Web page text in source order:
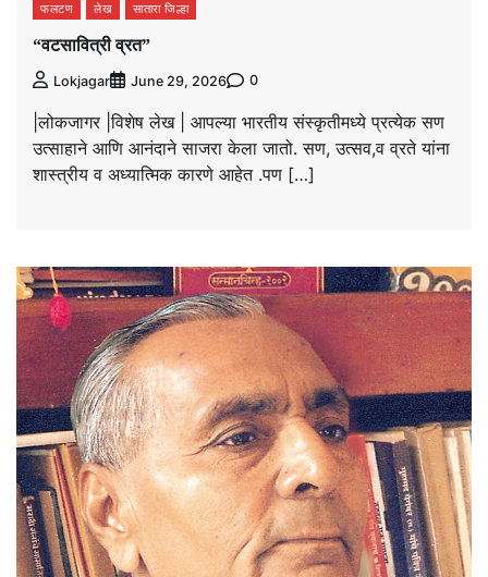
फलटण लेख सातारा जिल्हा
“वटसावित्री व्रत”
Lokjagar June 29, 2026 0
|लोकजागर |विशेष लेख | आपल्या भारतीय संस्कृतीमध्ये प्रत्येक सण
उत्साहाने आणि आनंदाने साजरा केला जातो. सण, उत्सव,व व्रते यांना
शास्त्रीय व अध्यात्मिक कारणे आहेत .पण […]